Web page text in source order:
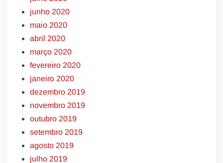
junho 2020
maio 2020
abril 2020
março 2020
fevereiro 2020
janeiro 2020
dezembro 2019
novembro 2019
outubro 2019
setembro 2019
agosto 2019
julho 2019